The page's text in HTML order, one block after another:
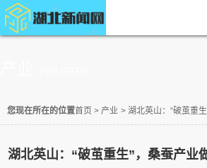
您现在所在的位置首页 > 产业 > 湖北英山：“破茧重
湖北英山：“破茧重生”，桑蚕产业